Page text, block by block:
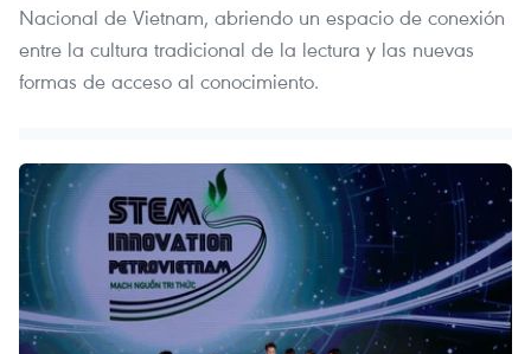
Nacional de Vietnam, abriendo un espacio de conexión
entre la cultura tradicional de la lectura y las nuevas
formas de acceso al conocimiento.